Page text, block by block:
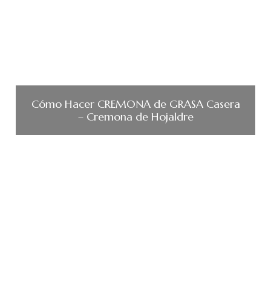
Cómo Hacer CREMONA de GRASA Casera
– Cremona de Hojaldre